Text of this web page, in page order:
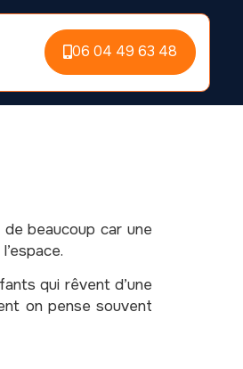
06 04 49 63 48
beaucoup car une
qui rêvent d’une
on pense souvent